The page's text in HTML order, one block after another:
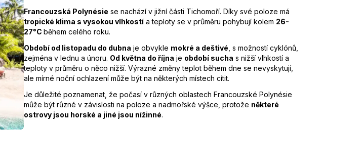
Francouzská Polynésie se nachází v jižní části Tichomoří. Díky své poloze má
tropické klima s vysokou vlhkostí a teploty se v průměru pohybují kolem 26-
27°C během celého roku.
Období od listopadu do dubna je obvykle mokré a deštivé , s možností cyklónů,
zejména v lednu a únoru. Od května do října je období sucha s nižší vlhkostí a
teploty v průměru o něco nižší. Výrazné změny teplot během dne se nevyskytují,
ale mírné noční ochlazení může být na některých místech cítit.
Je důležité poznamenat, že počasí v různých oblastech Francouzské Polynésie
může být různé v závislosti na poloze a nadmořské výšce, protože některé
ostrovy jsou horské a jiné jsou nížinné.